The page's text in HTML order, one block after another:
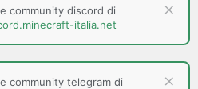
community discord di
italia.net
community telegram di